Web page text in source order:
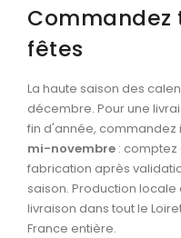
Commandez
fêtes
La haute saison des
décembre. Pour une
fin d'année,
mi-novembre : comptez
fabrication après
saison. Production
livraison dans tout le
France entière.